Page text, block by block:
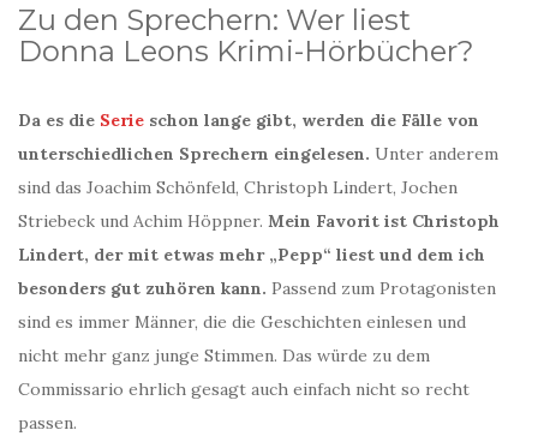
Zu den Sprechern: Wer liest
Donna Leons Krimi-Hörbücher?
Da es die Serie schon lange gibt, werden die Fälle von
unterschiedlichen Sprechern eingelesen. Unter anderem
sind das Joachim Schönfeld, Christoph Lindert, Jochen
Striebeck und Achim Höppner. Mein Favorit ist Christoph
Lindert, der mit etwas mehr „Pepp“ liest und dem ich
besonders gut zuhören kann. Passend zum Protagonisten
sind es immer Männer, die die Geschichten einlesen und
nicht mehr ganz junge Stimmen. Das würde zu dem
Commissario ehrlich gesagt auch einfach nicht so recht
passen.